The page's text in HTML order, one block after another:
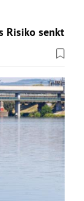
Risiko senkt